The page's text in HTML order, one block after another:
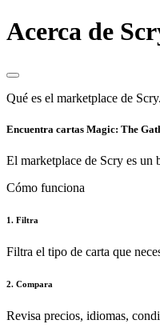
Acerca de
Qué es el marketplace de
Encuentra cartas Magic: The
El marketplace de Scry es un
Cómo funciona
1. Filtra
Filtra el tipo de carta que
2. Compara
Revisa precios, idiomas,